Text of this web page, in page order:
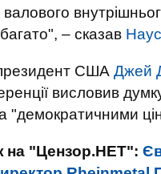
– сказав
США Джей
висловив
"демократичними
на "Цензор.НЕТ":